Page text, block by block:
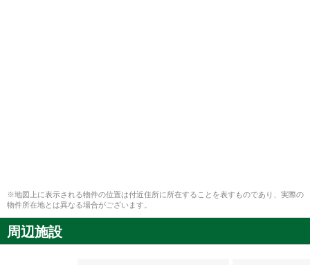
※地図上に表示される物件の位置は付近住所に所在することを表すものであり、実際の
物件所在地とは異なる場合がございます。
周辺施設